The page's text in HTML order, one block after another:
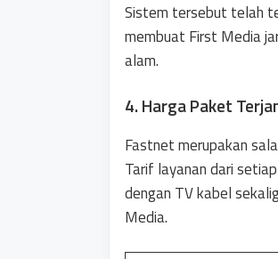
Sistem tersebut telah
membuat First Media
alam.
4. Harga Paket
Fastnet merupakan
Tarif layanan dari
dengan TV kabel
Media.